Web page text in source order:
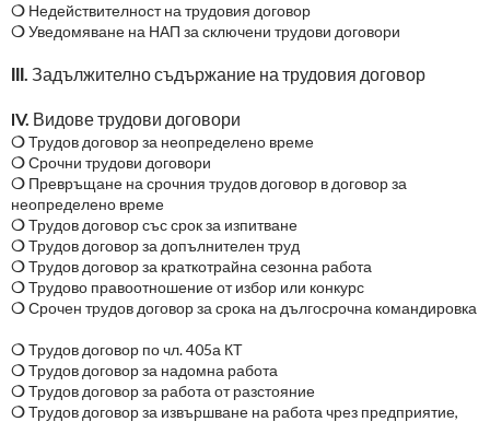
❍ Недействителност на трудовия договор
❍Уведомяване на НАП за сключени трудови договори
ІІІ. Задължително съдържание на трудовия договор
IV. Видове трудови договори
❍Трудов договор за неопределено време
❍Срочни трудови договори
❍ Превръщане на срочния трудов договор в договор за
неопределено време
❍Трудов договор със срок за изпитване
❍Трудов договор за допълнителен труд
❍Трудов договор за краткотрайна сезонна работа
❍Трудово правоотношение от избор или конкурс
❍Срочен трудов договор за срока на дългосрочна командировка
❍Трудов договор по чл. 405а КТ
❍Трудов договор за надомна работа
❍Трудов договор за работа от разстояние
❍Трудов договор за извършване на работа чрез предприятие,